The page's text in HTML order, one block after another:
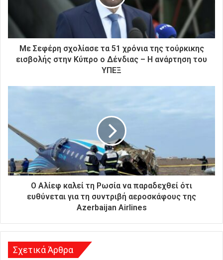
ε
κ
ς
ε
ύ
η
Με Σεφέρη σχολίασε τα 51 χρόνια της τούρκικης
εισβολής στην Κύπρο ο Δένδιας – Η ανάρτηση του
ΥΠΕΞ
Ο Αλίεφ καλεί τη Ρωσία να παραδεχθεί ότι
ευθύνεται για τη συντριβή αεροσκάφους της
Azerbaijan Airlines
Σχετικά Άρθρα